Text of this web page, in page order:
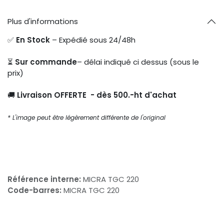
Plus d'informations
✅ En Stock – Expédié sous 24/48h
⏳ Sur commande– délai indiqué ci dessus (sous le
prix)
🚚 Livraison OFFERTE - dès 500.-ht d'achat
* L'image peut être légèrement différente de l'original
Référence interne: MICRA TGC 220
Code-barres: MICRA TGC 220